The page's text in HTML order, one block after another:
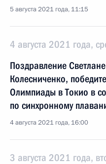
5 августа 2021 года, 11:15
4 августа 2021 года,
Поздравление
Колесниченко,
Олимпиады в Токио в
по синхронному
4 августа 2021 года, 16:00
3 августа 2021 года,